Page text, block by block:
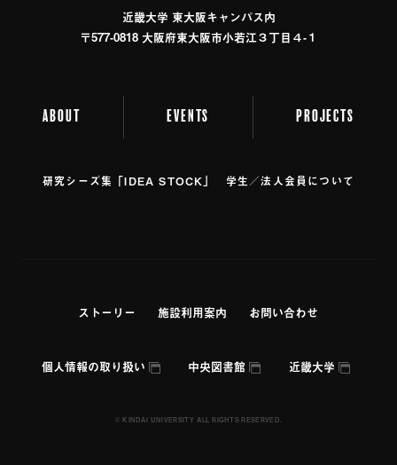
近畿⼤学 東⼤阪キャンパス内
〒577-0818 ⼤阪府東⼤阪市⼩若江３丁⽬４-１
ABOUT EVENTS PROJECTS
研究シーズ集「IDEA STOCK」 学⽣／法⼈会員について
ストーリー 施設利⽤案内 お問い合わせ
個人情報の取り扱い 中央図書館 近畿大学
© KINDAI UNIVERSITY ALL RIGHTS RESERVED.